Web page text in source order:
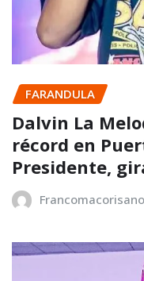
FARANDULA
Dalvin La
récord en
Presidente,